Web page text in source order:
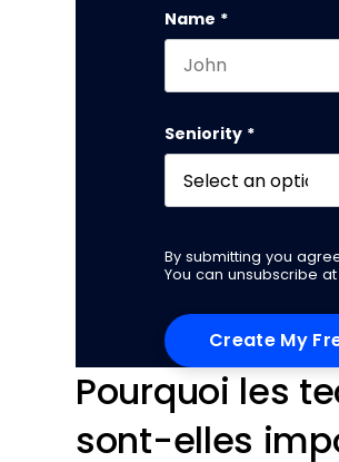
Name *
Seniority *
By submitting you
You can unsubscribe
Pourquoi les
sont-elles